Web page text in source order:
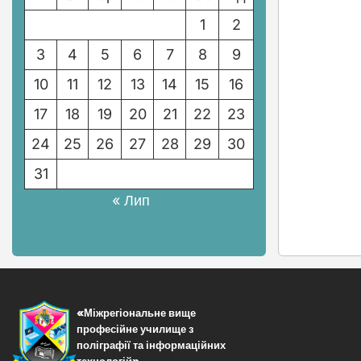
1
2
3
4 5 6 7 8
9
10
11 12 13 14 15
16
17
18 19 20 21 22
23
24
25 26 27 28 29
30
31
« Лип
«Міжрегіональне вище
професійне училище з
поліграфії та інформаційних